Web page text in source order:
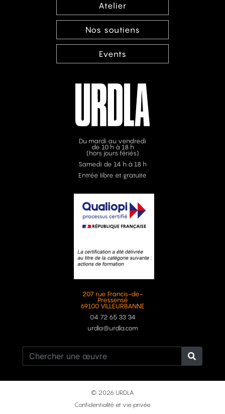
Atelier
Nos soutiens
Events
Du mardi au vendredi
de 10 h à 18 h
(hors jours fériés)
Samedi de 14 h à 18 h
Entrée libre et gratuite
207 rue Francis-de-
Pressensé
69100 VILLEURBANNE
04 72 65 33 34
urdla@urdla.com
© 2026 URDLA
Confidentialité et vie privée